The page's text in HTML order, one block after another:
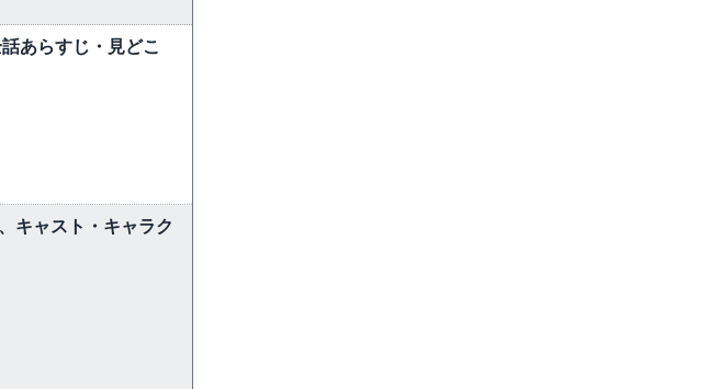
あらすじ・見どこ
キャスト・キャラク